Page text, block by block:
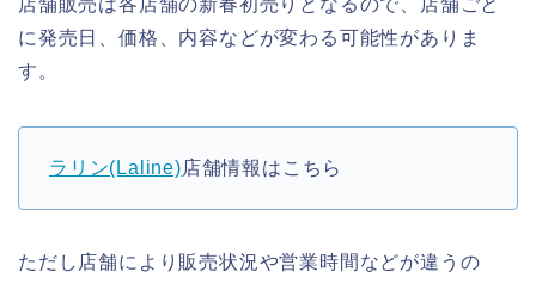
店舗販売は各店舗の新春初売りとなるので、店舗ごと
に発売日、価格、内容などが変わる可能性がありま
す。
ラリン(Laline)店舗情報はこちら
ただし店舗により販売状況や営業時間などが違うの